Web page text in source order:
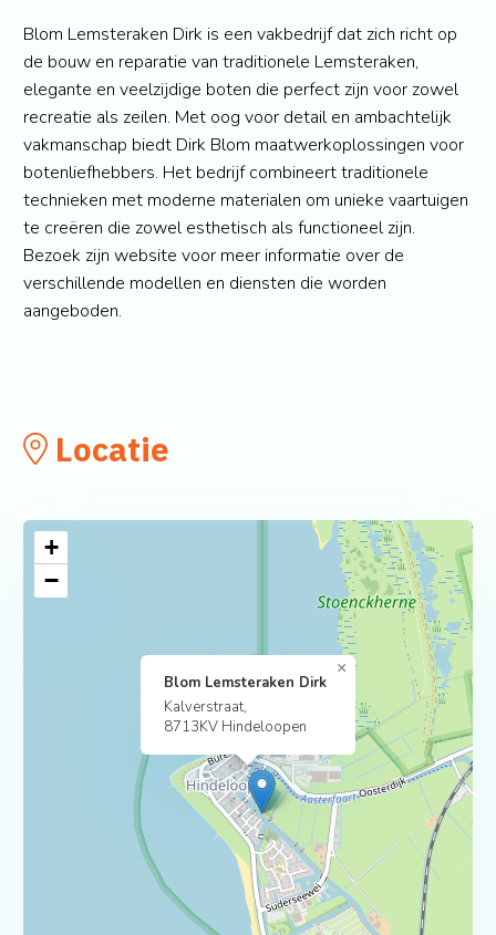
Blom Lemsteraken Dirk is een vakbedrijf dat zich richt op
de bouw en reparatie van traditionele Lemsteraken,
elegante en veelzijdige boten die perfect zijn voor zowel
recreatie als zeilen. Met oog voor detail en ambachtelijk
vakmanschap biedt Dirk Blom maatwerkoplossingen voor
botenliefhebbers. Het bedrijf combineert traditionele
technieken met moderne materialen om unieke vaartuigen
te creëren die zowel esthetisch als functioneel zijn.
Bezoek zijn website voor meer informatie over de
verschillende modellen en diensten die worden
aangeboden.
Locatie
Blom Lemsteraken Dirk
Kalverstraat,
8713KV Hindeloopen
×
+
−